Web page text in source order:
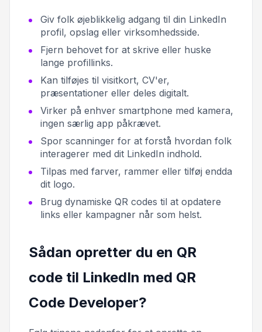
Giv folk øjeblikkelig adgang til din LinkedIn
profil, opslag eller virksomhedsside.
Fjern behovet for at skrive eller huske
lange profillinks.
Kan tilføjes til visitkort, CV'er,
præsentationer eller deles digitalt.
Virker på enhver smartphone med kamera,
ingen særlig app påkrævet.
Spor scanninger for at forstå hvordan folk
interagerer med dit LinkedIn indhold.
Tilpas med farver, rammer eller tilføj endda
dit logo.
Brug dynamiske QR codes til at opdatere
links eller kampagner når som helst.
Sådan opretter du en QR
code til LinkedIn med QR
Code Developer?